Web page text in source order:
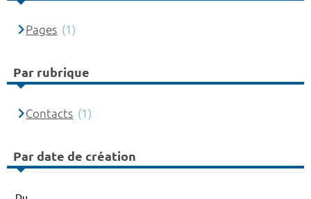
Pages (1)
Par rubrique
Contacts (1)
Par date de création